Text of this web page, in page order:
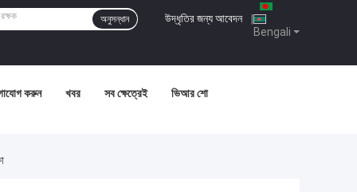
Bengali
উদ্ধৃতির জন্য আবেদন |
অনুসন্ধান
করুন খবর সব ক্ষেত্রেই ভিআর শো